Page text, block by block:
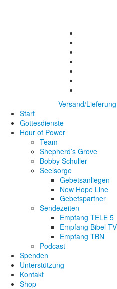
Versand/Lieferung
Start
Gottesdienste
Hour of Power
Team
Shepherd’s Grove
Bobby Schuller
Seelsorge
Gebetsanliegen
New Hope Line
Gebetspartner
Sendezeiten
Empfang TELE 5
Empfang Bibel TV
Empfang TBN
Podcast
Spenden
Unterstützung
Kontakt
Shop